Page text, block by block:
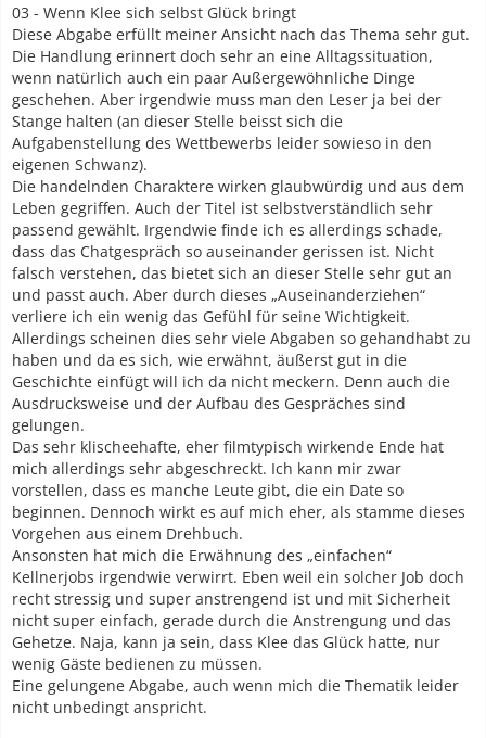
03 - Wenn Klee sich selbst Glück bringt
Diese Abgabe erfüllt meiner Ansicht nach das Thema sehr gut.
Die Handlung erinnert doch sehr an eine Alltagssituation,
wenn natürlich auch ein paar Außergewöhnliche Dinge
geschehen. Aber irgendwie muss man den Leser ja bei der
Stange halten (an dieser Stelle beisst sich die
Aufgabenstellung des Wettbewerbs leider sowieso in den
eigenen Schwanz).
Die handelnden Charaktere wirken glaubwürdig und aus dem
Leben gegriffen. Auch der Titel ist selbstverständlich sehr
passend gewählt. Irgendwie finde ich es allerdings schade,
dass das Chatgespräch so auseinander gerissen ist. Nicht
falsch verstehen, das bietet sich an dieser Stelle sehr gut an
und passt auch. Aber durch dieses „Auseinanderziehen“
verliere ich ein wenig das Gefühl für seine Wichtigkeit.
Allerdings scheinen dies sehr viele Abgaben so gehandhabt zu
haben und da es sich, wie erwähnt, äußerst gut in die
Geschichte einfügt will ich da nicht meckern. Denn auch die
Ausdrucksweise und der Aufbau des Gespräches sind
gelungen.
Das sehr klischeehafte, eher filmtypisch wirkende Ende hat
mich allerdings sehr abgeschreckt. Ich kann mir zwar
vorstellen, dass es manche Leute gibt, die ein Date so
beginnen. Dennoch wirkt es auf mich eher, als stamme dieses
Vorgehen aus einem Drehbuch.
Ansonsten hat mich die Erwähnung des „einfachen“
Kellnerjobs irgendwie verwirrt. Eben weil ein solcher Job doch
recht stressig und super anstrengend ist und mit Sicherheit
nicht super einfach, gerade durch die Anstrengung und das
Gehetze. Naja, kann ja sein, dass Klee das Glück hatte, nur
wenig Gäste bedienen zu müssen.
Eine gelungene Abgabe, auch wenn mich die Thematik leider
nicht unbedingt anspricht.